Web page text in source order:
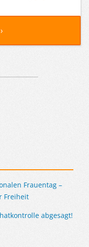
Frauentag –
Freiheit
abgesagt!